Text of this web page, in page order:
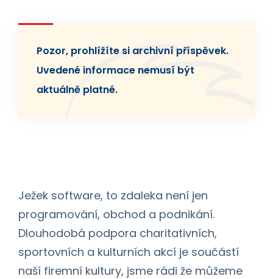
Pozor, prohlížíte si archivní příspěvek.
Uvedené informace nemusí být
aktuálně platné.
Ježek software, to zdaleka není jen
programování, obchod a podnikání.
Dlouhodobá podpora charitativních,
sportovních a kulturních akcí je součástí
naší firemní kultury, jsme rádi že můžeme